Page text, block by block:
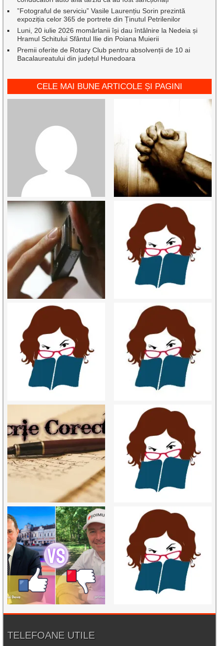
”Fotograful de serviciu” Vasile Laurențiu Sorin prezintă
expoziția celor 365 de portrete din Ținutul Petrilenilor
Luni, 20 iulie 2026 momârlanii își dau întâlnire la Nedeia și
Hramul Schitului Sfântul Ilie din Poiana Muierii
Premii oferite de Rotary Club pentru absolvenții de 10 ai
Bacalaureatului din județul Hunedoara
CELE MAI BUNE ARTICOLE ȘI PAGINI
TELEFOANE UTILE